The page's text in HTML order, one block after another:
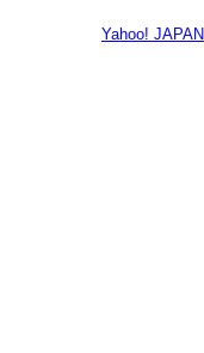
Yahoo! JAPAN